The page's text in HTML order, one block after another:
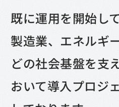
既に運用を開始し
製造業、エネルギ
どの社会基盤を支
おいて導入プロジ